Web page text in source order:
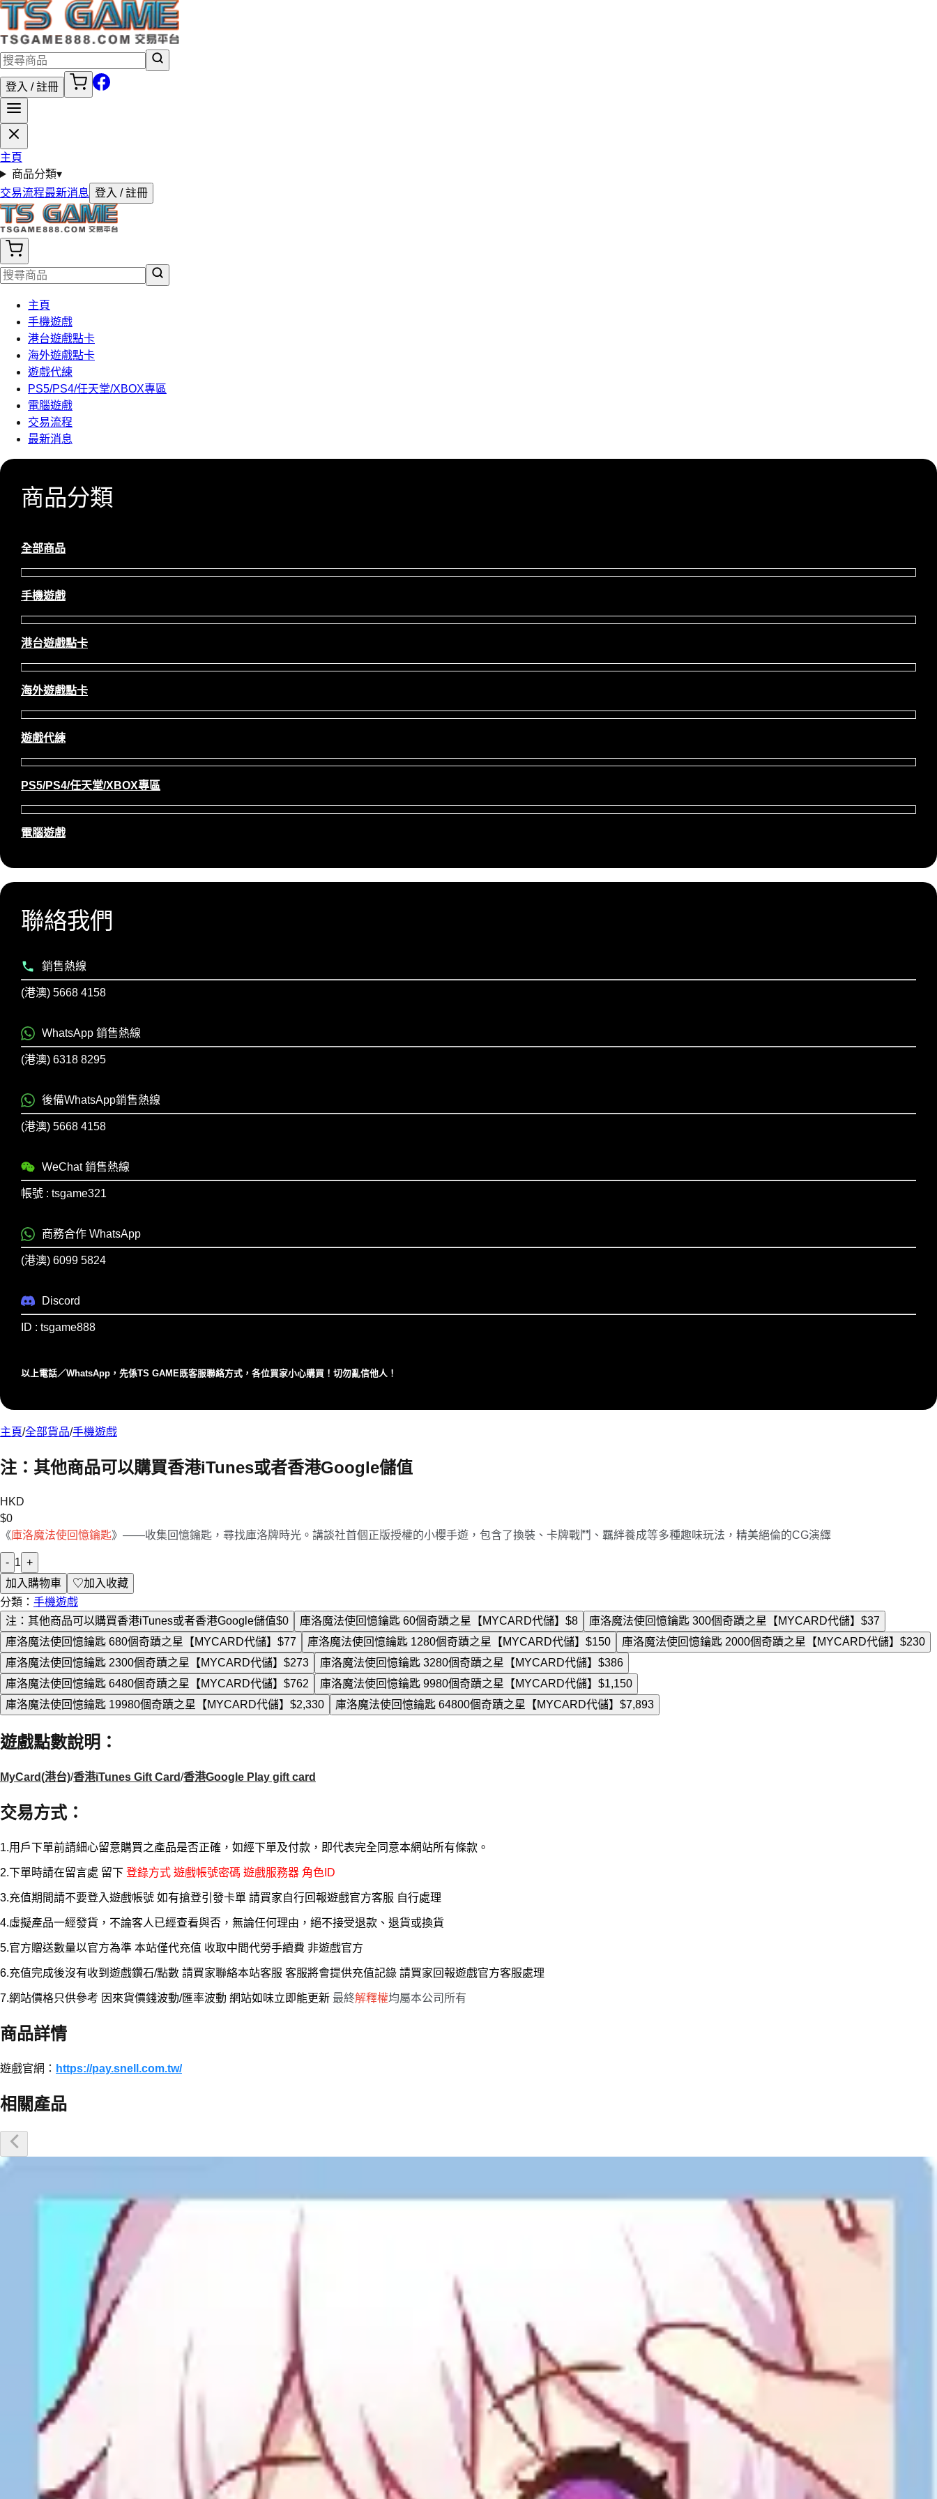
登入 / 註冊
主頁
商品分類▾
交易流程最新消息 登入 / 註冊
主頁
手機遊戲
港台遊戲點卡
海外遊戲點卡
遊戲代練
PS5/PS4/任天堂/XBOX專區
電腦遊戲
交易流程
最新消息
商品分類
全部商品
手機遊戲
港台遊戲點卡
海外遊戲點卡
遊戲代練
PS5/PS4/任天堂/XBOX專區
電腦遊戲
聯絡我們
銷售熱線
(港澳) 5668 4158
WhatsApp 銷售熱線
(港澳) 6318 8295
後備WhatsApp銷售熱線
(港澳) 5668 4158
WeChat 銷售熱線
帳號 : tsgame321
商務合作 WhatsApp
(港澳) 6099 5824
Discord
ID : tsgame888
以上電話／WhatsApp，先係TS GAME既客服聯絡⽅式，各位買家⼩⼼購買！切勿亂信他⼈！
主頁/全部貨品/手機遊戲
注：其他商品可以購買香港iTunes或者香港Google儲值
HKD
$0
《庫洛魔法使回憶鑰匙》——收集回憶鑰匙，尋找庫洛牌時光。講談社首個正版授權的小櫻手遊，包含了換裝、卡牌戰鬥、羈絆養成等多種趣味玩法，精美絕倫的CG演繹
- 1 +
加入購物車
♡加入收藏
分類： 手機遊戲
注：其他商品可以購買香港iTunes或者香港Google儲值$0 庫洛魔法使回憶鑰匙 60個奇蹟之星【MYCARD代儲】 $8 庫洛魔法使回憶鑰匙 300個奇蹟之星【MYCARD代儲】 $37
庫洛魔法使回憶鑰匙 680個奇蹟之星【MYCARD代儲】 $77 庫洛魔法使回憶鑰匙 1280個奇蹟之星【MYCARD代儲】 $150 庫洛魔法使回憶鑰匙 2000個奇蹟之星【MYCARD代儲】 $230
庫洛魔法使回憶鑰匙 2300個奇蹟之星【MYCARD代儲】 $273 庫洛魔法使回憶鑰匙 3280個奇蹟之星【MYCARD代儲】 $386
庫洛魔法使回憶鑰匙 6480個奇蹟之星【MYCARD代儲】 $762 庫洛魔法使回憶鑰匙 9980個奇蹟之星【MYCARD代儲】 $1,150
庫洛魔法使回憶鑰匙 19980個奇蹟之星【MYCARD代儲】 $2,330 庫洛魔法使回憶鑰匙 64800個奇蹟之星【MYCARD代儲】 $7,893
遊戲點數說明 ：
MyCard(港台)/香港iTunes Gift Card/香港Google Play gift card
交易方式：
1.用戶下單前請細心留意購買之產品是否正確，如經下單及付款，即代表完全同意本網站所有條款。
2.下單時請在留言處 留下 登錄方式 遊戲帳號密碼 遊戲服務器 角色ID
3.充值期間請不要登入遊戲帳號 如有搶登引發卡單 請買家自行回報遊戲官方客服 自行處理
4.虛擬產品一經發貨，不論客人已經查看與否，無論任何理由，絕不接受退款、退貨或換貨
5.官方贈送數量以官方為準 本站僅代充值 收取中間代勞手續費 非遊戲官方
6.充值完成後沒有收到遊戲鑽石/點數 請買家聯絡本站客服 客服將會提供充值記錄 請買家回報遊戲官方客服處理
7.網站價格只供參考 因來貨價錢波動/匯率波動 網站如味立即能更新 最終解釋權均屬本公司所有
商品詳情
遊戲官網： https://pay.snell.com.tw/
相關產品